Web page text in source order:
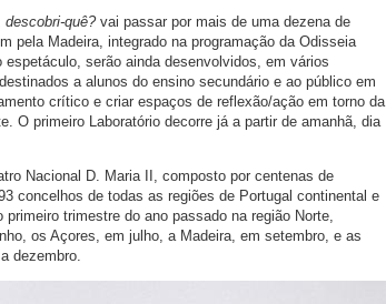
descobri-quê?vai passar por mais de uma dezena de
pela Madeira, integrado na programação da Odisseia
serão ainda desenvolvidos, em vários
destinados a alunos do ensino secundário e ao público em
crítico e criar espaços de reflexão/ação em torno da
O primeiro Laboratório decorre já a partir de amanhã, dia
Nacional D. Maria II, composto por centenas de
concelhos de todas as regiões de Portugal continental e
trimestre do ano passado na região Norte,
os Açores, em julho, a Madeira, em setembro, e as
dezembro.